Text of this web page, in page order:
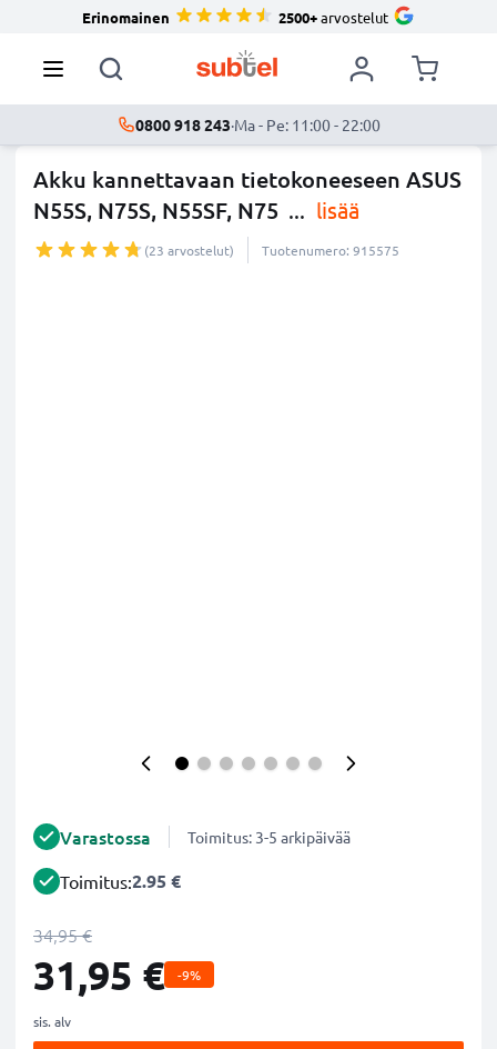
Erinomainen 2500+arvostelut
0800 918 243·Ma - Pe: 11:00 - 22:00
Akku kannettavaan tietokoneeseen ASUS
N55S, N75S, N55SF, N75 ... lisää
(23 arvostelut) Tuotenumero: 915575
Varastossa Toimitus: 3-5 arkipäivää
Toimitus:2.95 €
34,95 €
31,95 € -9%
sis. alv